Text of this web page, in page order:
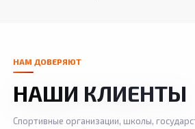
НАМ ДОВЕРЯЮТ
НАШИ КЛИЕНТЫ
Спортивные организации, школы,